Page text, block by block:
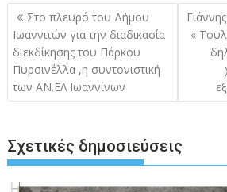
Πλοήγηση
άρθρων
Στο πλευρό του Δήμου
Ιωαννιτών για την διαδικασία
διεκδίκησης του Πάρκου
Πυρσινέλλα ,η συντονιστική
των ΑΝ.ΕΛ Ιωαννίνων
«
Σχετικές δημοσιεύσεις